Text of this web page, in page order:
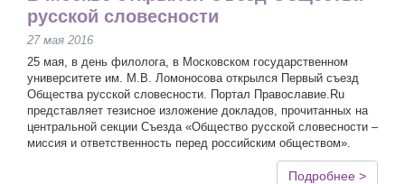
русской словесности
27 мая 2016
25 мая, в день филолога, в Московском государственном
университете им. М.В. Ломоносова открылся Первый съезд
Общества русской словесности. Портал Православие.Ru
представляет тезисное изложение докладов, прочитанных на
центральной секции Съезда «Общество русской словесности –
миссия и ответственность перед российским обществом».
Подробнее >